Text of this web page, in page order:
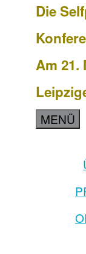
Die
Am 21.
MENÜ